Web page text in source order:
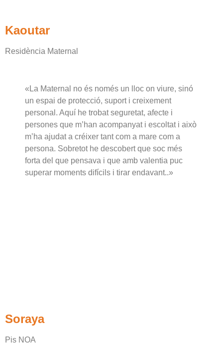
Kaoutar
Residència Maternal
«La Maternal no és només un lloc on viure, sinó
un espai de protecció, suport i creixement
personal. Aquí he trobat seguretat, afecte i
persones que m’han acompanyat i escoltat i això
m’ha ajudat a créixer tant com a mare com a
persona. Sobretot he descobert que soc més
forta del que pensava i que amb valentia puc
superar moments difícils i tirar endavant..»
Soraya
Pis NOA